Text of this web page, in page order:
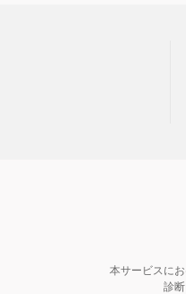
本サービスに
診